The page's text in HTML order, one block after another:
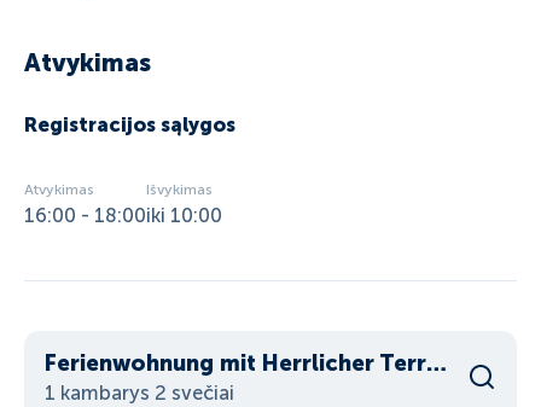
Atvykimas
Registracijos sąlygos
Atvykimas
16:00 - 18:00
Išvykimas
iki 10:00
Ferienwohnung mit Herrlicher Terrasse & Fun+ Card
1 kambarys 2 svečiai